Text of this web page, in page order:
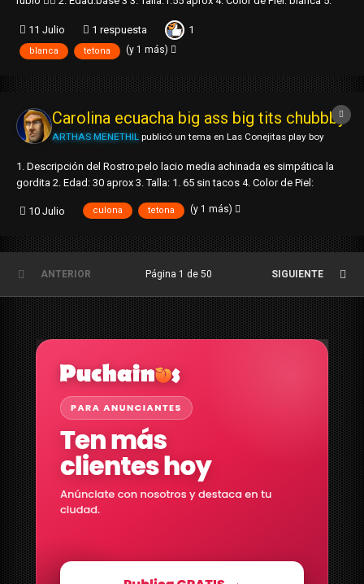
con pezones rosados 🥵 6. Caderas / Culo / Piernas: ricas/ca...
11 Julio 1 respuesta 1
blanca tetona (y 1 más)
Carolina ecuacha big ass big tits chubbby
ARTHAS MENETHIL publicó un tema en Las Conejitas play boy
1. Descripción del Rostro:pelo lacio media achinada es simpática la
gordita 2. Edad: 30 aprox 3. Talla: 1. 65 sin tacos 4. Color de Piel:
con buenas curvas con barriga pero con tremendas tetas a
10 Julio culona tetona (y 1 más)
ANTERIOR SIGUIENTE
Página 1 de 50